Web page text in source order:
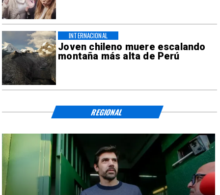
Joven chileno muere escalando
montaña más alta de Perú
INTERNACIONAL
REGIONAL